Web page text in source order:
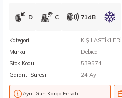
D C 71dB
Kategori
KIŞ LASTİKLERİ
Marka
Debica
Stok Kodu
539574
Garanti Süresi
24 Ay
Aynı Gün Kargo Fırsatı